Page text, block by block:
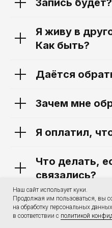
Запись будет?
Я живу в
Как быть?
Даётся
Зачем мне
Я оплатил,
Что делать,
связались?
Что делать,
что мне это
Индивидуальный предприниматель
ОГРНИП 318774600502888
за глобальный вклад
мероприятий и
федерального
Наш сайт использует куки.
Продолжая им пользоваться, вы
на обработку персональных данных
в соответствии с политикой